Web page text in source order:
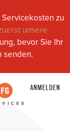
zu
unsere
bevor Sie Ihr
senden.
ANMELDEN